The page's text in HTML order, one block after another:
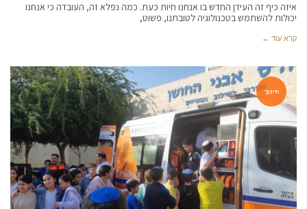
איזה כיף זה העידן החדש בו אנחנו חיות כעת. כמה נפלא זה, העובדה כי אנחנו
יכולות להשתמש בטכנולוגיה לטובתנו, פשוט,
קרא עוד ←
חינוך